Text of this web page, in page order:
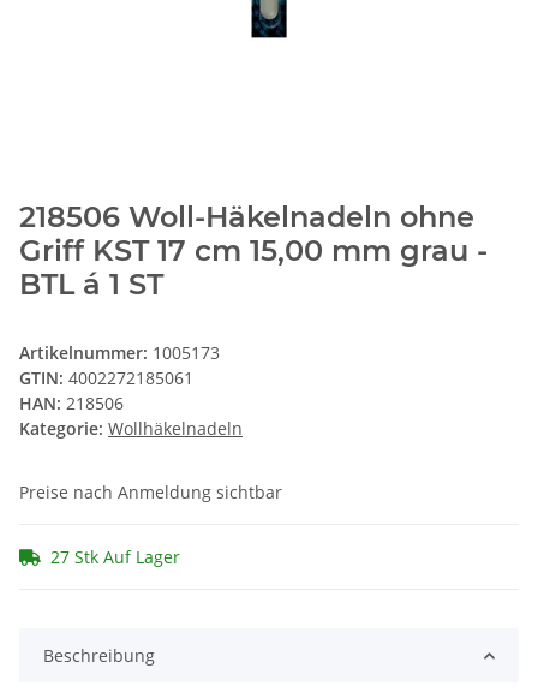
218506 Woll-Häkelnadeln ohne
Griff KST 17 cm 15,00 mm grau -
BTL á 1 ST
Artikelnummer: 1005173
GTIN: 4002272185061
HAN: 218506
Kategorie: Wollhäkelnadeln
Preise nach Anmeldung sichtbar
27 Stk Auf Lager
Beschreibung